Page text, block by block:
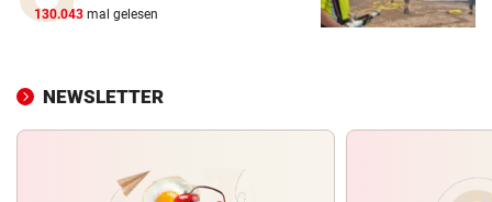
130.043 mal gelesen
NEWSLETTER